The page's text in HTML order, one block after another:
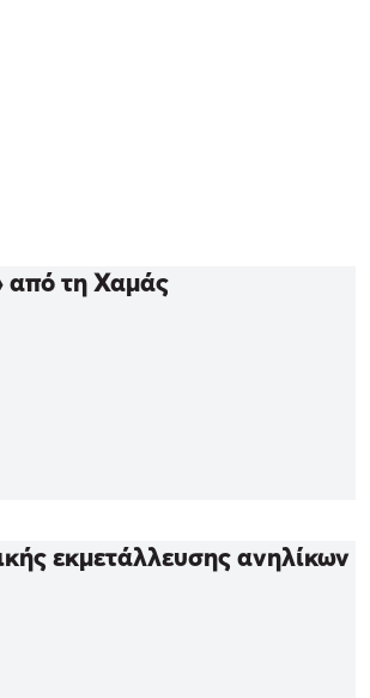
από τη Χαμάς
εκμετάλλευσης ανηλίκων